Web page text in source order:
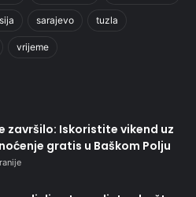
sarajevo tuzla
vrijeme
završilo: Iskoristite vikend uz
gratis u Baškom Polju